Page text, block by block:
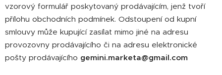
vzorový formulář poskytovaný prodávajícím, jenž tvoří
přílohu obchodních podmínek. Odstoupení od kupní
smlouvy může kupující zasílat mimo jiné na adresu
provozovny prodávajícího či na adresu elektronické
pošty prodávajícího gemini.marketa@gmail.com